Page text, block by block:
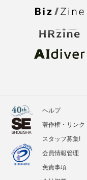
ヘルプ
著作権・リンク
スタッフ募集!
会員情報管理
免責事項